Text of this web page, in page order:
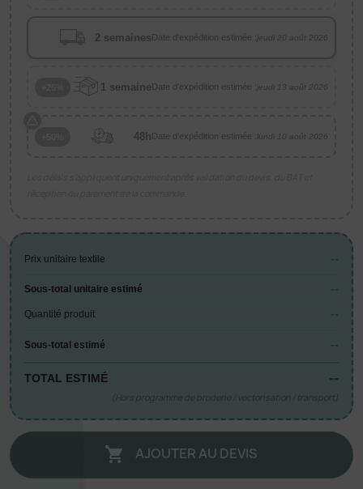
2 semaines Date d'expédition estimée :jeudi 20 août 2026
1 semaine Date d'expédition estimée :jeudi 13 août 2026
48h Date d'expédition estimée :lundi 10 août 2026
Prix unitaire textile --
Sous-total unitaire estimé --
Quantité produit --
Sous-total estimé --
TOTAL ESTIMÉ --
(Hors programme de broderie / vectorisation / transport)
 AJOUTER AU DEVIS